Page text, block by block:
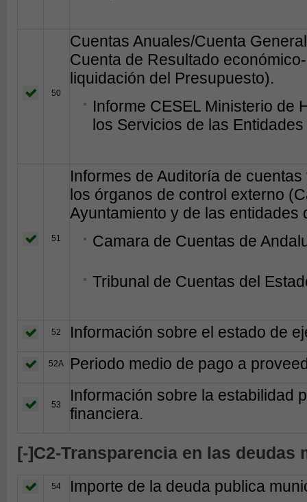
50
Cuentas Anuales/Cuenta
Cuenta de Resultado
liquidación del Presupuesto).
Informe CESEL Ministerio de
los Servicios de las
51
Informes de Auditoría de
los órganos de control externo
Ayuntamiento y de las entidades
Camara de Cuentas de
Tribunal de Cuentas del
52 Información sobre el estado de
52A Periodo medio de pago a
53
Información sobre la estabilidad
financiera.
[-]C2-Transparencia en las deudas
54 Importe de la deuda publica